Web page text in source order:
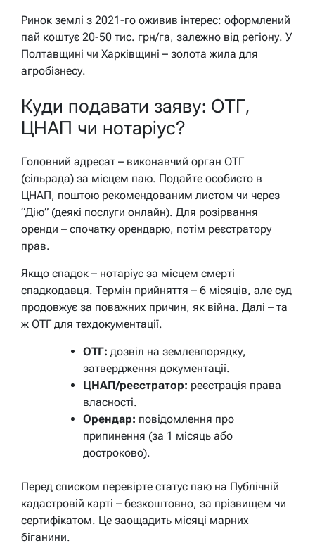
Ринок землі з 2021-го оживив інтерес: оформлений
пай коштує 20-50 тис. грн/га, залежно від регіону. У
Полтавщині чи Харківщині – золота жила для
агробізнесу.
Куди подавати заяву: ОТГ,
ЦНАП чи нотаріус?
Головний адресат – виконавчий орган ОТГ
(сільрада) за місцем паю. Подайте особисто в
ЦНАП, поштою рекомендованим листом чи через
“Дію” (деякі послуги онлайн). Для розірвання
оренди – спочатку орендарю, потім реєстратору
прав.
Якщо спадок – нотаріус за місцем смерті
спадкодавця. Термін прийняття – 6 місяців, але суд
продовжує за поважних причин, як війна. Далі – та
ж ОТГ для техдокументації.
ОТГ: дозвіл на землевпорядку,
затвердження документації.
ЦНАП/реєстратор: реєстрація права
власності.
Орендар: повідомлення про
припинення (за 1 місяць або
достроково).
Перед списком перевірте статус паю на Публічній
кадастровій карті – безкоштовно, за прізвищем чи
сертифікатом. Це заощадить місяці марних
біганини.